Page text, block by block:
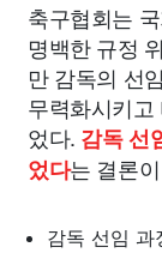
축구협회는
명백한 규정
만 감독의 선
무력화시키
었다. 감독 선
었다는 결론
감독 선임 과